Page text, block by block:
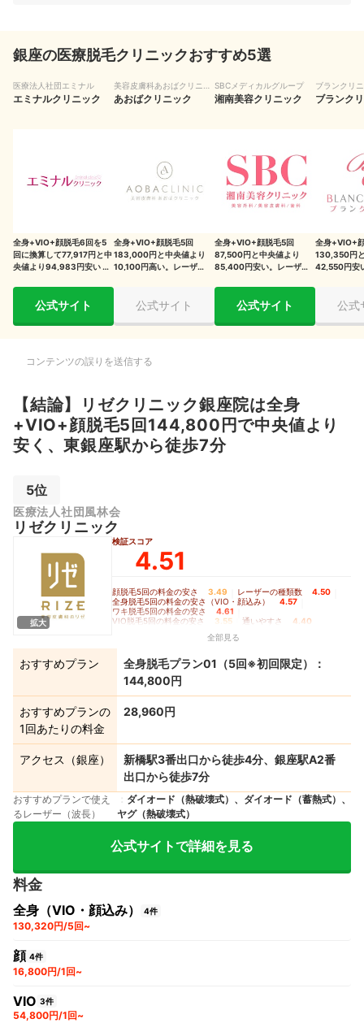
エミナルクリニックは全身+VIO+顔脱毛6回を5回換算すると81,583
湘南美容クリニックは銀座エリアに5店舗あり、予約状況にあわせて
検証時の評価方法について
検証②レーザーの種類数
銀座の医療脱毛クリニックおすすめ5選
医療法人社団エミナル
エミナルクリニック
全身+VIO+顔脱毛6回を5
回に換算して77,917円と中
央値より94,983円安い 。
公式サイト
美容皮膚科あおばクリニッ
ク
あおばクリニック
全身+VIO+顔脱毛5回
183,000円と中央値より
10,100円高い。レーザーの
公式サイト
SBCメディカルグループ
湘南美容クリニック
全身+VIO+顔脱毛5回
87,500円と中央値より
85,400円安い。レーザー
公式サイト
ブランクリ
ブランク
全身+VIO+
130,350円
42,550円安
公式
コンテンツの誤りを送信する
【結論】リゼクリニック銀座院は全身
+VIO+顔脱毛5回144,800円で中央値より
安く、東銀座駅から徒歩7分
5位
医療法人社団風林会
リゼクリニック
拡大
検証スコア
4.51
顔脱毛5回の料金の安さ 3.49 レーザーの種類数 4.50
全身脱毛5回の料金の安さ（VIO・顔込み） 4.57
ワキ脱毛5回の料金の安さ 4.61
VIO脱毛5回の料金の安さ 3.55 通いやすさ
4.40
全部見る
おすすめプラン
全身脱毛プラン01（5回※初回限定）：
144,800円
おすすめプランの
1回あたりの料金
28,960円
アクセス（銀座）
新橋駅3番出口から徒歩4分、銀座駅A2番
出口から徒歩7分
おすすめプランで使え
るレーザー（波長）
ダイオード（熱破壊式）、ダイオード（蓄熱式）、
ヤグ（熱破壊式）
公式サイトで詳細を見る
料金
全身（VIO・顔込み） 4件
130,320円/5回~
顔 4件
16,800円/1回~
VIO 3件
54,800円/1回~